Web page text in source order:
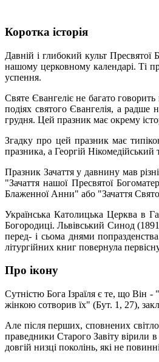
Коротка історія
Давній і глибокий культ
нашому церковному календарі. Ті
успення.
Святе Євангеліє не багато
подіях святого Євангелія, а
грудня. Цей празник має окрему
Згадку про цей празник має
празника, а Георгій
Празник Зачаття у давнину мав
"Зачаття нашої Пресвятої
Блаженної Анни" або "Зачаття
Українська Католицька Церква в
Богородиці. Львівський Синод
перед- і сьома днями
літургійних книг повернула
Про ікону
Сутністю Бога Ізраїля є те, що Він
жінкою сотворив їх" (Бут. 1, 27),
Але після перших, сповнених
праведники Старого Завіту вірили
довгій низці поколінь, які не